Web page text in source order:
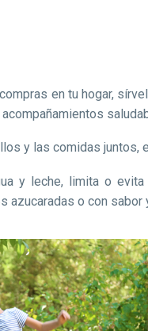
en tu hogar,
y las comidas juntos,
y leche, limita o
o con sabor